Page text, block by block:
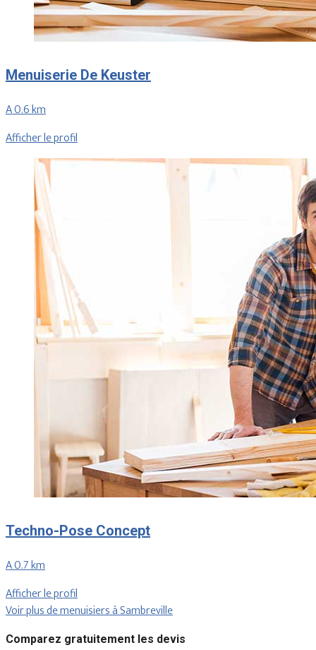
Menuiserie De Keuster
A 0.6 km
Afficher le profil
Techno-Pose Concept
A 0.7 km
Afficher le profil
Voir plus de menuisiers à Sambreville
Comparez gratuitement les devis